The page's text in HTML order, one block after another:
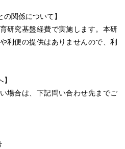
の関係について】
研究基盤経費で実施します。本研
利便の提供はありませんので、利
場合は、下記問い合わせ先までご